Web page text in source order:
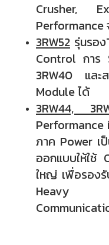
Crusher,
Performance
3RW52 รุ่นรอ
Control การ
3RW40 และ
Module ได้
3RW44,
Performance
ภาค Power เ
ออกแบบให้ใช้
ใหญ่ เพื่อรอง
Heavy